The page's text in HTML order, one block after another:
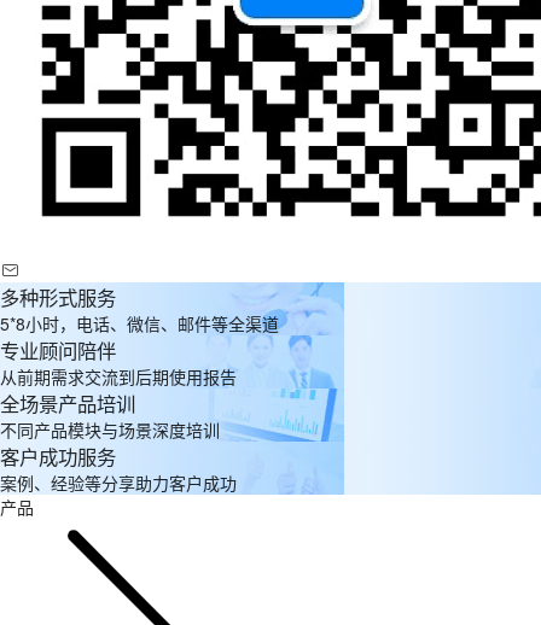
多种形式服务
5*8小时，电话、微信、邮件等全渠道
专业顾问陪伴
从前期需求交流到后期使用报告
全场景产品培训
不同产品模块与场景深度培训
客户成功服务
案例、经验等分享助力客户成功
产品